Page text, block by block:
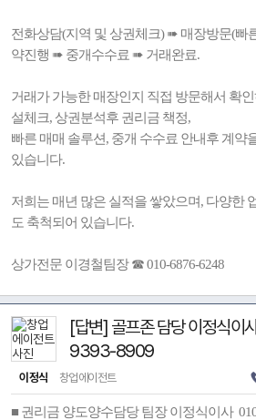
전화상담(지역 및 상권체크) ➠ 매장방문(빠
약진행 ➠ 중개수수료 ➠ 거래완료.
거래가 가능한 매장인지 직접 방문해서 확
설체크, 상권분석후 권리금 책정,
빠른 매매 솔루션, 중개 수수료 안내후 계약
있습니다.
저희는 매년 많은 실적을 쌓았으며, 다양한
도 축척되어 있습니다.
상가전문 이경철팀장 ☎ 010-6876-6248
[답변] 골프존 담당 이정식이
9393-8909
이정식 창업에이전트
■ 권리금 양도양수담당 팀장 이정식이사